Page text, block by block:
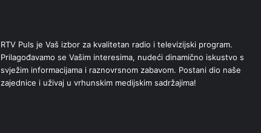
RTV Puls je Vaš izbor za kvalitetan radio i televizijski program.
Prilagođavamo se Vašim interesima, nudeći dinamično iskustvo s
svježim informacijama i raznovrsnom zabavom. Postani dio naše
zajednice i uživaj u vrhunskim medijskim sadržajima!